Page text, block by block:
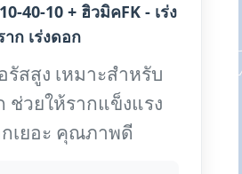
40-10 + ฮิวมิคFK - เร่ง
าก เร่งดอก
สสูง เหมาะสำหรับ
ช่วยให้รากแข็งแรง
เยอะ คุณภาพดี